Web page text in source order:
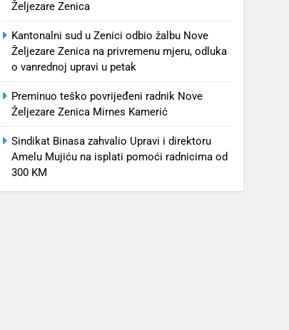
Željezare Zenica
Kantonalni sud u Zenici odbio žalbu Nove
Željezare Zenica na privremenu mjeru, odluka
o vanrednoj upravi u petak
Preminuo teško povrijeđeni radnik Nove
Željezare Zenica Mirnes Kamerić
Sindikat Binasa zahvalio Upravi i direktoru
Amelu Mujiću na isplati pomoći radnicima od
300 KM